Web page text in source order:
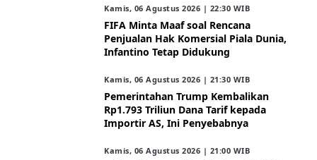
Kamis, 06 Agustus 2026 | 22:30 WIB
FIFA Minta Maaf soal Rencana
Penjualan Hak Komersial Piala Dunia,
Infantino Tetap Didukung
Kamis, 06 Agustus 2026 | 21:30 WIB
Pemerintahan Trump Kembalikan
Rp1.793 Triliun Dana Tarif kepada
Importir AS, Ini Penyebabnya
Kamis, 06 Agustus 2026 | 21:00 WIB